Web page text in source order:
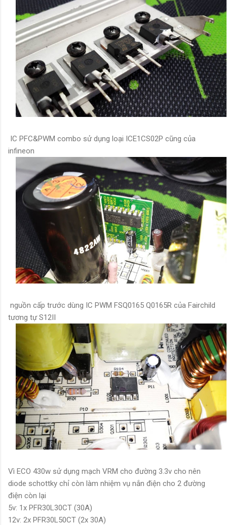
IC PFC&PWM combo sử dụng loại ICE1CS02P cũng của
infineon
nguồn cấp trước dùng IC PWM FSQ0165 Q0165R của Fairchild
tương tự S12II
Vì ECO 430w sử dụng mạch VRM cho đường 3.3v cho nên
diode schottky chỉ còn làm nhiệm vụ nắn điện cho 2 đường
điện còn lại
5v: 1x PFR30L30CT (30A)
12v: 2x PFR30L50CT (2x 30A)